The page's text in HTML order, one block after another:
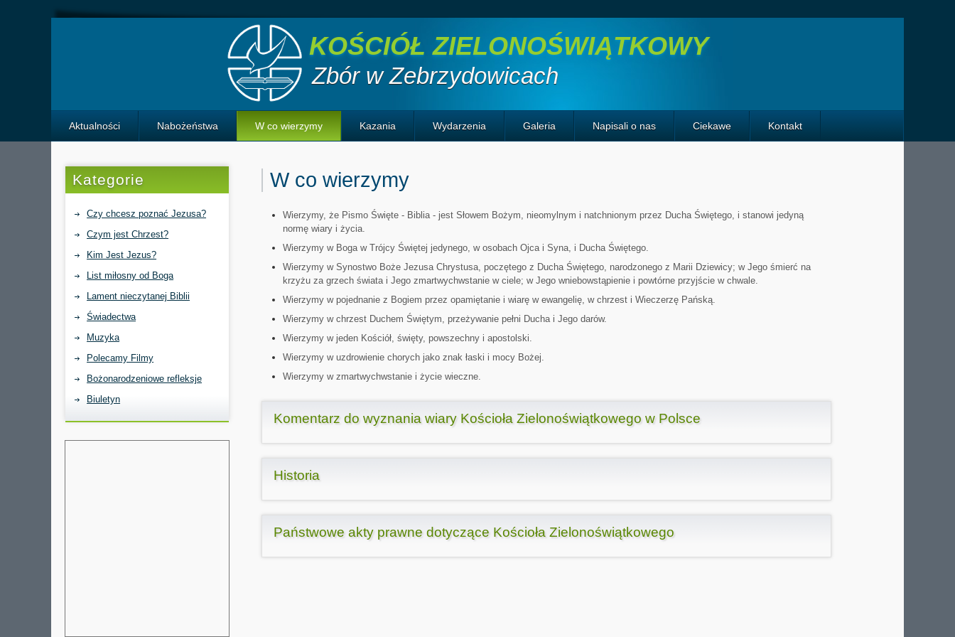
KOŚCIÓŁ ZIELONOŚWIĄTKOWY
Zbór w Zebrzydowicach
Aktualności Nabożeństwa W co wierzymy Kazania Wydarzenia Galeria Napisali o nas Ciekawe Kontakt
Historia Izraela
Kategorie
Czy chcesz poznać Jezusa?
Czym jest Chrzest?
Kim Jest Jezus?
List miłosny od Boga
Lament nieczytanej Biblii
Świadectwa
Muzyka
Polecamy Filmy
Bożonarodzeniowe refleksje
Biuletyn
W co wierzymy
Wierzymy, że Pismo Święte - Biblia - jest Słowem Bożym, nieomylnym i natchnionym przez Ducha Świętego, i stanowi jedyną
normę wiary i życia.
Wierzymy w Boga w Trójcy Świętej jedynego, w osobach Ojca i Syna, i Ducha Świętego.
Wierzymy w Synostwo Boże Jezusa Chrystusa, poczętego z Ducha Świętego, narodzonego z Marii Dziewicy; w Jego śmierć na
krzyżu za grzech świata i Jego zmartwychwstanie w ciele; w Jego wniebowstąpienie i powtórne przyjście w chwale.
Wierzymy w pojednanie z Bogiem przez opamiętanie i wiarę w ewangelię, w chrzest i Wieczerzę Pańską.
Wierzymy w chrzest Duchem Świętym, przeżywanie pełni Ducha i Jego darów.
Wierzymy w jeden Kościół, święty, powszechny i apostolski.
Wierzymy w uzdrowienie chorych jako znak łaski i mocy Bożej.
Wierzymy w zmartwychwstanie i życie wieczne.
Komentarz do wyznania wiary Kościoła Zielonoświątkowego w Polsce
Historia
Państwowe akty prawne dotyczące Kościoła Zielonoświątkowego